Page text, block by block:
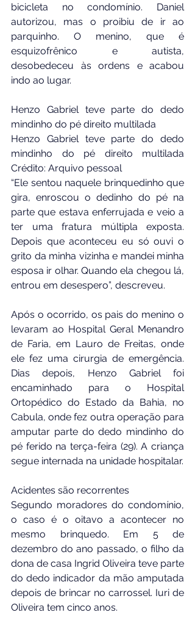
bicicleta no condomínio. Daniel
autorizou, mas o proibiu de ir ao
parquinho. O menino, que é
esquizofrênico e autista,
desobedeceu às ordens e acabou
indo ao lugar.
Henzo Gabriel teve parte do dedo
mindinho do pé direito multilada
Henzo Gabriel teve parte do dedo
mindinho do pé direito multilada
Crédito: Arquivo pessoal
“Ele sentou naquele brinquedinho que
gira, enroscou o dedinho do pé na
parte que estava enferrujada e veio a
ter uma fratura múltipla exposta.
Depois que aconteceu eu só ouvi o
grito da minha vizinha e mandei minha
esposa ir olhar. Quando ela chegou lá,
entrou em desespero”, descreveu.
Após o ocorrido, os pais do menino o
levaram ao Hospital Geral Menandro
de Faria, em Lauro de Freitas, onde
ele fez uma cirurgia de emergência.
Dias depois, Henzo Gabriel foi
encaminhado para o Hospital
Ortopédico do Estado da Bahia, no
Cabula, onde fez outra operação para
amputar parte do dedo mindinho do
pé ferido na terça-feira (29). A criança
segue internada na unidade hospitalar.
Acidentes são recorrentes
Segundo moradores do condomínio,
o caso é o oitavo a acontecer no
mesmo brinquedo. Em 5 de
dezembro do ano passado, o filho da
dona de casa Ingrid Oliveira teve parte
do dedo indicador da mão amputada
depois de brincar no carrossel. Iuri de
Oliveira tem cinco anos.